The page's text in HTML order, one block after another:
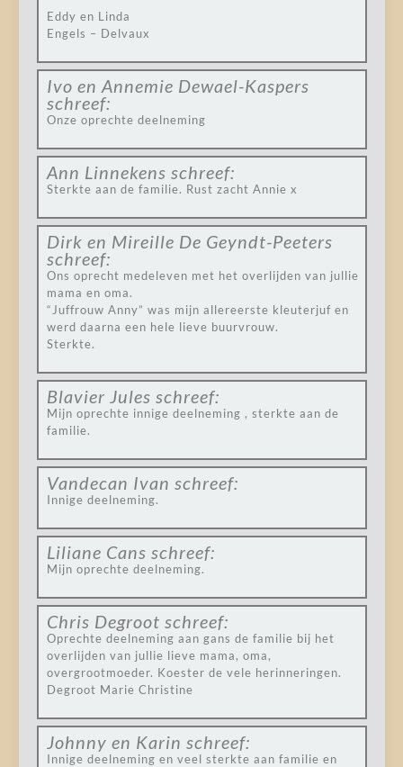
Eddy en Linda
Engels – Delvaux
Ivo en Annemie Dewael-Kaspers
schreef:
Onze oprechte deelneming
Ann Linnekens schreef:
Sterkte aan de familie. Rust zacht Annie x
Dirk en Mireille De Geyndt-Peeters
schreef:
Ons oprecht medeleven met het overlijden van jullie
mama en oma.
“Juffrouw Anny” was mijn allereerste kleuterjuf en
werd daarna een hele lieve buurvrouw.
Sterkte.
Blavier Jules schreef:
Mijn oprechte innige deelneming , sterkte aan de
familie.
Vandecan Ivan schreef:
Innige deelneming.
Liliane Cans schreef:
Mijn oprechte deelneming.
Chris Degroot schreef:
Oprechte deelneming aan gans de familie bij het
overlijden van jullie lieve mama, oma,
overgrootmoeder. Koester de vele herinneringen.
Degroot Marie Christine
Johnny en Karin schreef:
Innige deelneming en veel sterkte aan familie en